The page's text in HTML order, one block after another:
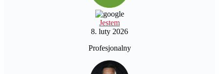
Jestem
8. luty 2026
Profesjonalny